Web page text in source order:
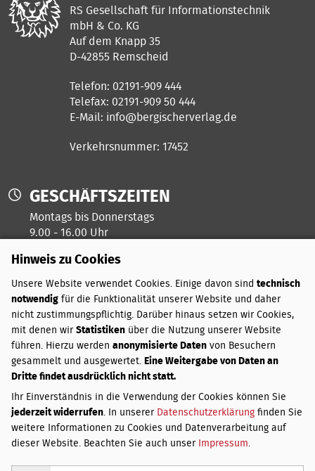
RS Gesellschaft für Informationstechnik
mbH & Co. KG
Auf dem Knapp 35
D-42855 Remscheid
Telefon: 02191-909 444
Telefax: 02191-909 50 444
E-Mail: info@bergischerverlag.de
Verkehrsnummer: 17452
GESCHÄFTSZEITEN
Montags bis Donnerstags
9.00 - 16.00 Uhr
Freitags ist unser Kreativtag
ZAHLUNGSARTEN
PayPal
Vorkasse
VERSANDKOSTEN
Innerhalb Deutschlands:
Bis 3 kg
3,50 €
Über 3 bis 20 kg
4,50 €
Über 20 bis 31,5 kg 5,50 €
Hinweis zu Cookies
Unsere Website verwendet Cookies. Einige davon sind technisch
notwendig für die Funktionalität unserer Website und daher
nicht zustimmungspflichtig. Darüber hinaus setzen wir Cookies,
mit denen wir Statistiken über die Nutzung unserer Website
führen. Hierzu werden anonymisierte Daten von Besuchern
gesammelt und ausgewertet. Eine Weitergabe von Daten an
Dritte findet ausdrücklich nicht statt.
Ihr Einverständnis in die Verwendung der Cookies können Sie
jederzeit widerrufen. In unserer Datenschutzerklärung finden Sie
weitere Informationen zu Cookies und Datenverarbeitung auf
dieser Website. Beachten Sie auch unser Impressum.